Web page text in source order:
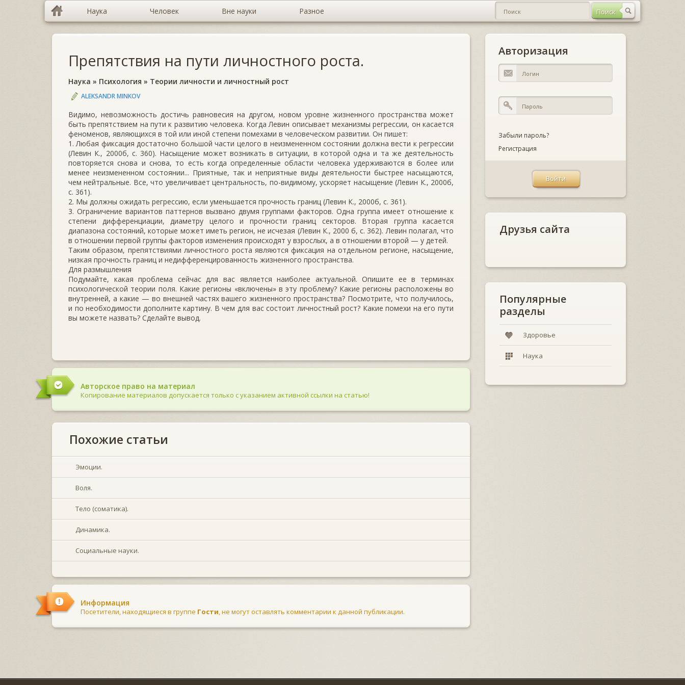
Наука Человек Вне науки Разное
Препятствия на пути личностного роста.
Наука » Психология » Теории личности и личностный рост
ALEKSANDR MINKOV
Видимо, невозможность достичь равновесия на другом, новом уровне жизненного пространства может
быть препятствием на пути к развитию человека. Когда Левин описывает механизмы регрессии, он касается
феноменов, являющихся в той или иной степени помехами в человеческом развитии. Он пишет:
1. Любая фиксация достаточно большой части целого в неизмененном состоянии должна вести к регрессии
(Левин К., 2000б, с. 360). Насыщение может возникать в ситуации, в которой одна и та же деятельность
повторяется снова и снова, то есть когда определенные области человека удерживаются в более или
менее неизмененном состоянии... Приятные, так и неприятные виды деятельности быстрее насыщаются,
чем нейтральные. Все, что увеличивает центральность, по-видимому, ускоряет насыщение (Левин К., 2000б,
с. 361).
2. Мы должны ожидать регрессию, если уменьшается прочность границ (Левин К., 2000б, с. 361).
3. Ограничение вариантов паттернов вызвано двумя группами факторов. Одна группа имеет отношение к
степени дифференциации, диаметру целого и прочности границ секторов. Вторая группа касается
диапазона состояний, которые может иметь регион, не исчезая (Левин К., 2000 б, с. 362). Левин полагал, что
в отношении первой группы факторов изменения происходят у взрослых, а в отношении второй — у детей.
Таким образом, препятствиями личностного роста являются фиксация на отдельном регионе, насыщение,
низкая прочность границ и недифференцированность жизненного пространства.
Для размышления
Подумайте, какая проблема сейчас для вас является наиболее актуальной. Опишите ее в терминах
психологической теории поля. Какие регионы «включены» в эту проблему? Какие регионы расположены во
внутренней, а какие — во внешней частях вашего жизненного пространства? Посмотрите, что получилось,
и по необходимости дополните картину. В чем для вас состоит личностный рост? Какие помехи на его пути
вы можете назвать? Сделайте вывод.
Авторское право на материал
Копирование материалов допускается только с указанием активной ссылки на статью!
Похожие статьи
Эмоции.
Воля.
Тело (соматика).
Динамика.
Социальные науки.
Информация
Посетители, находящиеся в группе Гости, не могут оставлять комментарии к данной публикации.
Авторизация
Забыли пароль?
Регистрация
Друзья сайта
Популярные
разделы
Здоровье
Наука